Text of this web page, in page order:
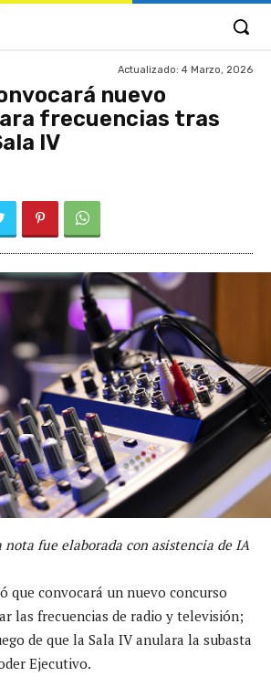
Actualizado: 4 Marzo, 2026
nuevo
frecuencias tras
IV
nota fue elaborada con asistencia de IA
que convocará un nuevo concurso
las frecuencias de radio y televisión;
de que la Sala IV anulara la subasta
Ejecutivo.